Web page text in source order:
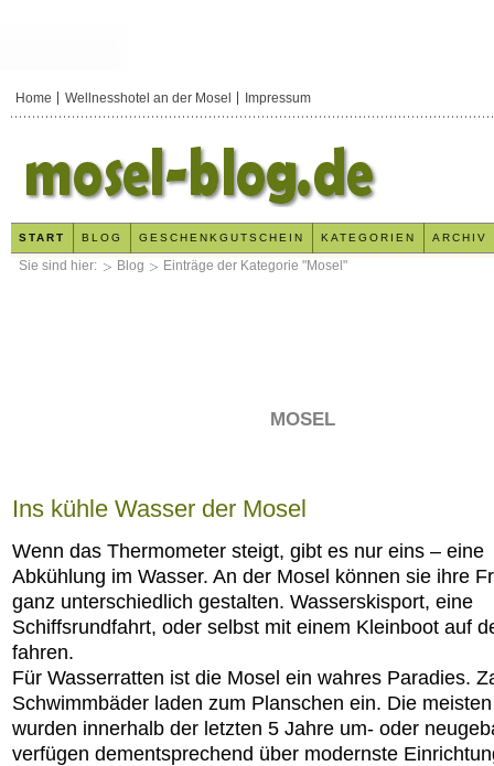
Sie sind hier: Blog Einträge der Kategorie "Mosel"
MOSEL
Ins kühle Wasser der Mosel
Wenn das Thermometer steigt, gibt es nur eins – eine
Abkühlung im Wasser. An der Mosel können sie ihre
ganz unterschiedlich gestalten. Wasserskisport, eine
Schiffsrundfahrt, oder selbst mit einem Kleinboot auf
fahren.
Für Wasserratten ist die Mosel ein wahres Paradies.
Schwimmbäder laden zum Planschen ein. Die
wurden innerhalb der letzten 5 Jahre um- oder
verfügen dementsprechend über modernste
Home Wellnesshotel an der Mosel Impressum
START BLOG GESCHENKGUTSCHEIN KATEGORIEN ARCHIV